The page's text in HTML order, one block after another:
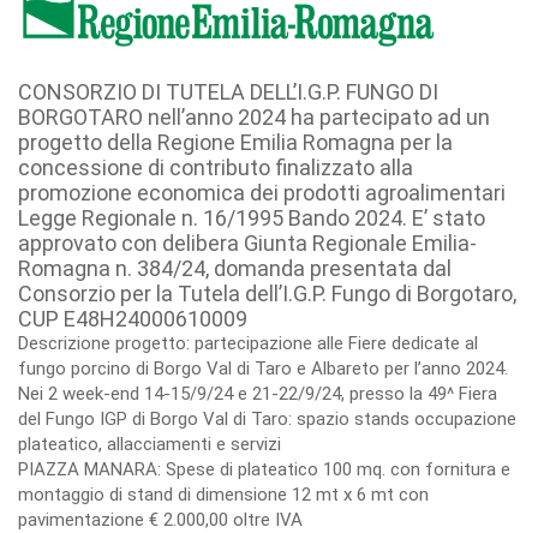
CONSORZIO DI TUTELA DELL’I.G.P. FUNGO DI
BORGOTARO nell’anno 2024 ha partecipato ad un
progetto della Regione Emilia Romagna per la
concessione di contributo finalizzato alla
promozione economica dei prodotti agroalimentari
Legge Regionale n. 16/1995 Bando 2024. E’ stato
approvato con delibera Giunta Regionale Emilia-
Romagna n. 384/24, domanda presentata dal
Consorzio per la Tutela dell’I.G.P. Fungo di Borgotaro,
CUP E48H24000610009
Descrizione progetto: partecipazione alle Fiere dedicate al
fungo porcino di Borgo Val di Taro e Albareto per l’anno 2024.
Nei 2 week-end 14-15/9/24 e 21-22/9/24, presso la 49^ Fiera
del Fungo IGP di Borgo Val di Taro: spazio stands occupazione
plateatico, allacciamenti e servizi
PIAZZA MANARA: Spese di plateatico 100 mq. con fornitura e
montaggio di stand di dimensione 12 mt x 6 mt con
pavimentazione € 2.000,00 oltre IVA